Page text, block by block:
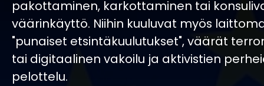
pakottaminen, karkottaminen tai
väärinkäyttö. Niihin kuuluvat myös
"punaiset etsintäkuulutukset", väärät
tai digitaalinen vakoilu ja aktivistien
pelottelu.